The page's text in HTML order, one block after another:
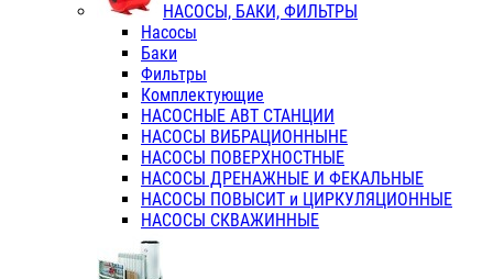
НАСОСЫ, БАКИ, ФИЛЬТРЫ
Насосы
Баки
Фильтры
Комплектующие
НАСОСНЫЕ АВТ СТАНЦИИ
НАСОСЫ ВИБРАЦИОННЫНЕ
НАСОСЫ ПОВЕРХНОСТНЫЕ
НАСОСЫ ДРЕНАЖНЫЕ И ФЕКАЛЬНЫЕ
НАСОСЫ ПОВЫСИТ и ЦИРКУЛЯЦИОННЫЕ
НАСОСЫ СКВАЖИННЫЕ